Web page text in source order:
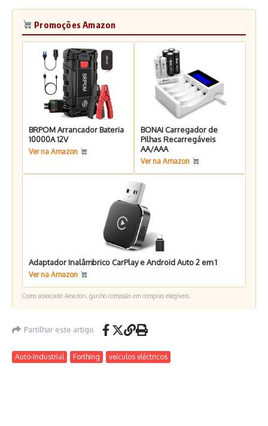
Promoções Amazon
BRPOM Arrancador Bateria
10000A 12V
Ver na Amazon
BONAI Carregador de
Pilhas Recarregáveis
AA/AAA
Ver na Amazon
Adaptador Inalâmbrico CarPlay e Android Auto 2 em 1
Ver na Amazon
Como associado Amazon, ganho comissão em compras elegíveis.
Partilhar este artigo
Auto-Industrial Forthing veículos eléctricos